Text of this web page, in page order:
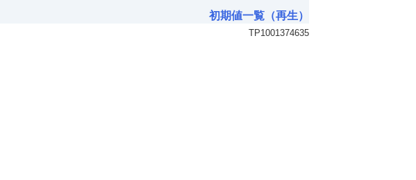
初期値一覧（再生）
TP1001374635